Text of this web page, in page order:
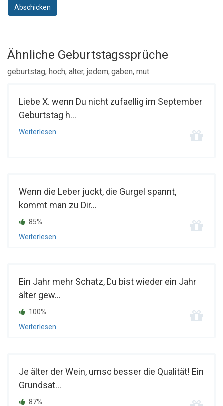
Abschicken
Ähnliche Geburtstagssprüche
geburtstag, hoch, alter, jedem, gaben, mut
Liebe X. wenn Du nicht zufaellig im September
Geburtstag h...
Weiterlesen
Wenn die Leber juckt, die Gurgel spannt,
kommt man zu Dir...
85%
Weiterlesen
Ein Jahr mehr Schatz, Du bist wieder ein Jahr
älter gew...
100%
Weiterlesen
Je älter der Wein, umso besser die Qualität! Ein
Grundsat...
87%